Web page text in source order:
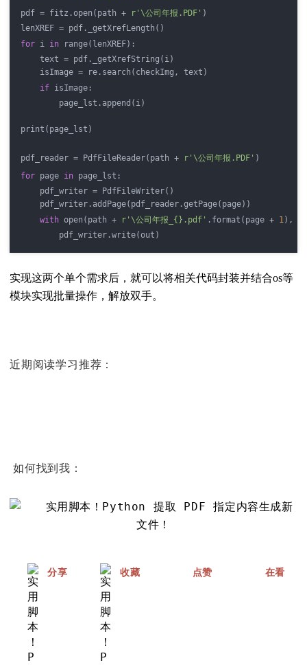
pdf = fitz.open(path +
r'\公司年报.PDF' )
lenXREF = pdf._getXrefLength()
for i in range(lenXREF):
text = pdf._getXrefString(i)
isImage = re.search(checkImg, text)
if isImage:
page_lst.append(i)
print(page_lst)
pdf_reader = PdfFileReader(path + r'\公司年报.PDF' )
for page in page_lst:
pdf_writer = PdfFileWriter()
pdf_writer.addPage(pdf_reader.getPage(page))
with open(path + r'\公司年报_{}.pdf' .format(page + 1),
pdf_writer.write(out)
实现这两个单个需求后，就可以将相关代码封装并结合os等
模块实现批量操作，解放双手。
近期阅读学习推荐 ：
如何找到我：
分享 收藏 点赞 在看